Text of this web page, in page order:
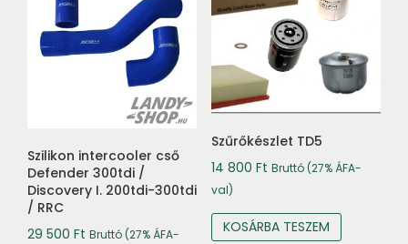
Szilikon intercooler cső
Defender 300tdi /
Discovery I. 200tdi-300tdi
/ RRC
29 500 Ft Bruttó (27% ÁFA-
Szűrőkészlet TD5
14 800 Ft Bruttó (27% ÁFA-
val)
KOSÁRBA TESZEM